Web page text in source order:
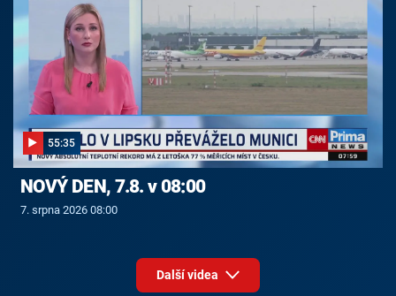
55:35
NOVÝ DEN, 7.8. v 08:00
7. srpna 2026 08:00
Další videa